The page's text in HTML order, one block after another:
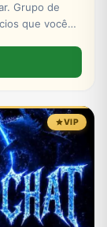
Grupo de
que você
VIP